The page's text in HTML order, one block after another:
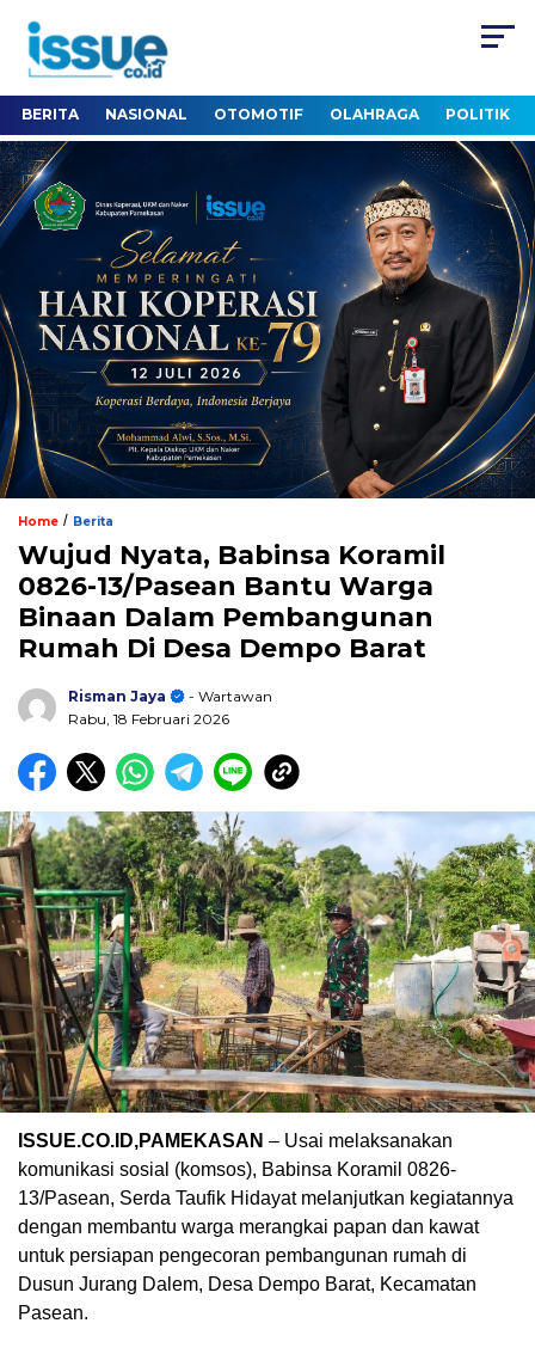
BERITA NASIONAL OTOMOTIF OLAHRAGA POLITIK
Home / Berita
Wujud Nyata, Babinsa Koramil
0826-13/Pasean Bantu Warga
Binaan Dalam Pembangunan
Rumah Di Desa Dempo Barat
Risman Jaya
- Wartawan
Rabu, 18 Februari 2026
ISSUE.CO.ID,PAMEKASAN – Usai melaksanakan
komunikasi sosial (komsos), Babinsa Koramil 0826-
13/Pasean, Serda Taufik Hidayat melanjutkan kegiatannya
dengan membantu warga merangkai papan dan kawat
untuk persiapan pengecoran pembangunan rumah di
Dusun Jurang Dalem, Desa Dempo Barat, Kecamatan
Pasean.